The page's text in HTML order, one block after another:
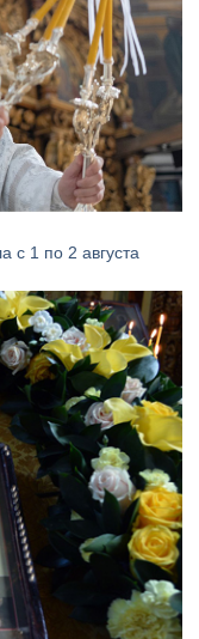
с 1 по 2 августа